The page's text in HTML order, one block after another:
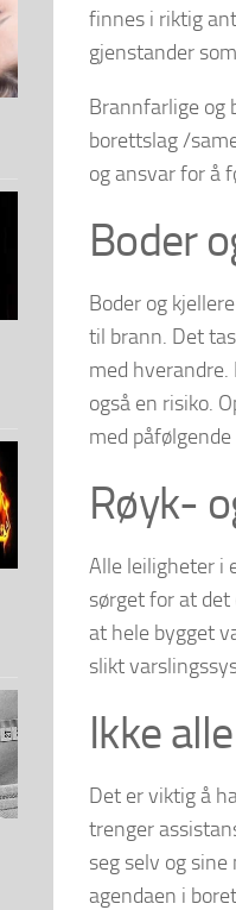
finnes i riktig
gjenstander
Brannfarlige og
borettslag /
og ansvar for å
Boder
Boder og
til brann. Det
med hverandre.
også en risiko.
med
Røyk-
Alle leiligheter i
sørget for at
at hele bygget
slikt
Ikke
Det er viktig å
trenger
seg selv og
agendaen i